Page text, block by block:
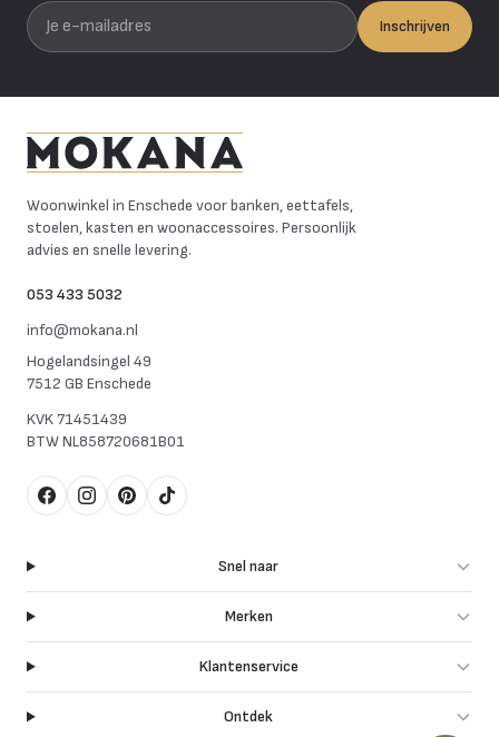
Je e-mailadres
Inschrijven
Woonwinkel in Enschede voor banken, eettafels,
stoelen, kasten en woonaccessoires. Persoonlijk
advies en snelle levering.
053 433 5032
info@mokana.nl
Hogelandsingel 49
7512 GB Enschede
KVK71451439
BTWNL858720681B01
FacebookInstagram
Pinterest
TikTok
Snel naar
Merken
Klantenservice
Ontdek